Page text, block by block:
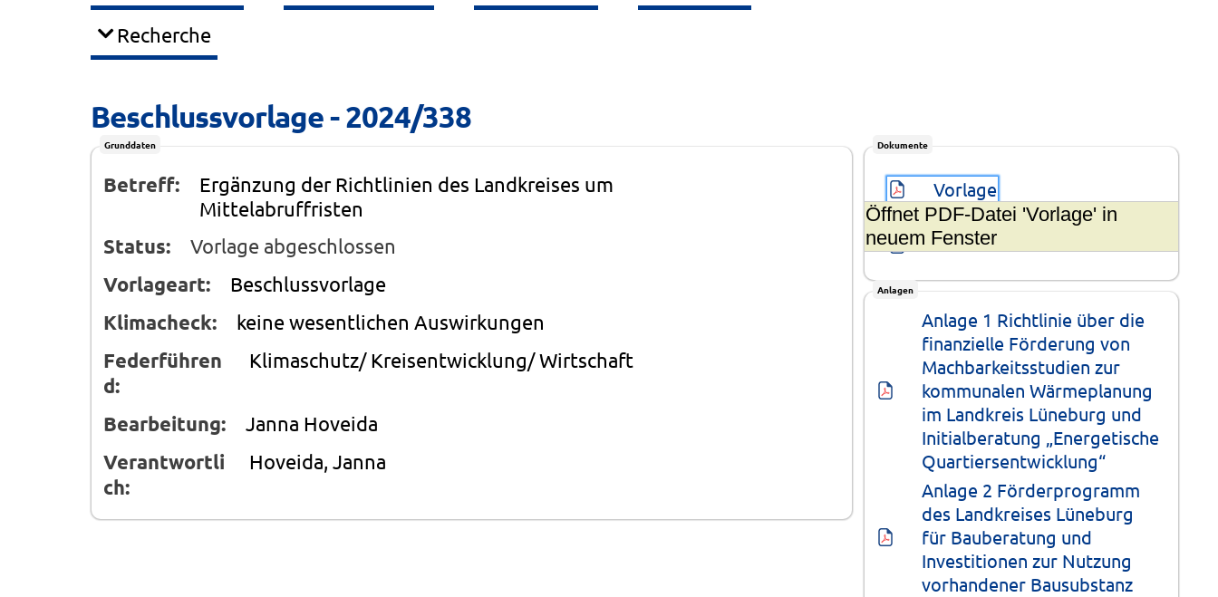
Recherche
Beschlussvorlage - 2024/338
Grunddaten
Betreff:
Ergänzung der Richtlinien des Landkreises um
Mittelabruffristen
Status: Vorlage abgeschlossen
Vorlageart: Beschlussvorlage
Klimacheck: keine wesentlichen Auswirkungen
Federführen
d:
Klimaschutz/ Kreisentwicklung/ Wirtschaft
Bearbeitung: Janna Hoveida
Verantwortli
ch:
Hoveida, Janna
Dokumente
Vorlage
Öffnet PDF-Datei 'Vorlage' in
neuem FensterSammeldokument
Anlagen
Anlage 1 Richtlinie über die
finanzielle Förderung von
Machbarkeitsstudien zur
kommunalen Wärmeplanung
im Landkreis Lüneburg und
Initialberatung „Energetische
Quartiersentwicklung“
Anlage 2 Förderprogramm
des Landkreises Lüneburg
für Bauberatung und
Investitionen zur Nutzung
vorhandener Bausubstanz